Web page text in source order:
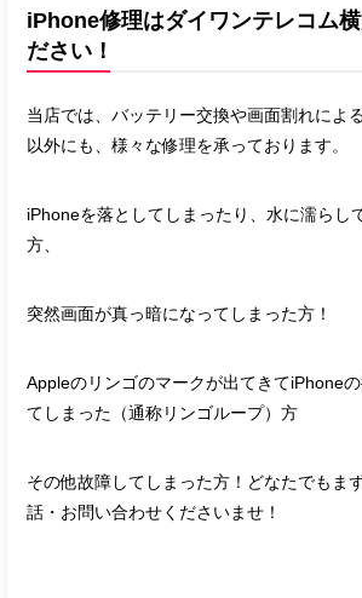
iPhone修理はダイワンテレコム
ださい！
当店では、バッテリー交換や画面割れによ
以外にも、様々な修理を承っております。
iPhoneを落としてしまったり、水に濡らし
方、
突然画面が真っ暗になってしまった方！
Appleのリンゴのマークが出てきてiPhone
てしまった（通称リンゴループ）方
その他故障してしまった方！どなたでもま
話・お問い合わせくださいませ！